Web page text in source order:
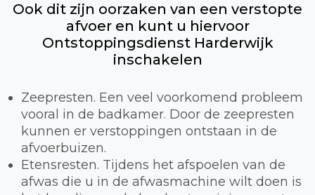
Ook dit zijn oorzaken van een verstopte
afvoer en kunt u hiervoor
Ontstoppingsdienst Harderwijk
inschakelen
Zeepresten. Een veel voorkomend probleem
vooral in de badkamer. Door de zeepresten
kunnen er verstoppingen ontstaan in de
afvoerbuizen.
Etensresten. Tijdens het afspoelen van de
afwas die u in de afwasmachine wilt doen is